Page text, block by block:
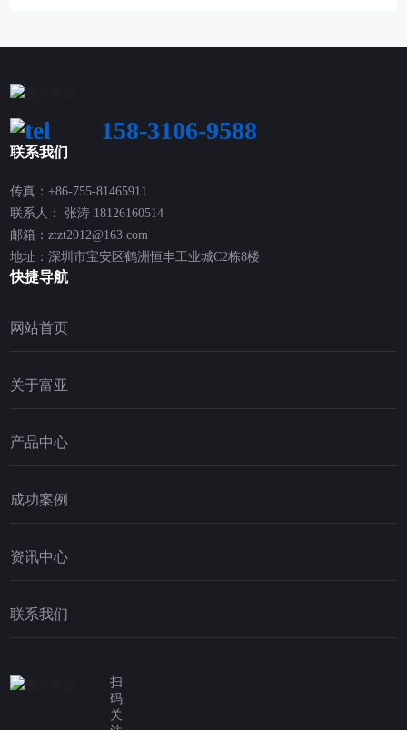
158-3106-9588
联系我们
传真：+86-755-81465911
联系人： 张涛 18126160514
邮箱：ztzt2012@163.com
地址：深圳市宝安区鹤洲恒丰工业城C2栋8楼
快捷导航
网站首页
关于富亚
产品中心
成功案例
资讯中心
联系我们
扫
码
关